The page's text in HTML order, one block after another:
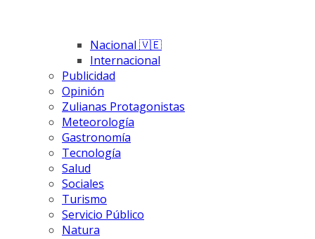
Nacional 🇻🇪
Internacional
Publicidad
Opinión
Zulianas Protagonistas
Meteorología
Gastronomía
Tecnología
Salud
Sociales
Turismo
Servicio Público
Natura